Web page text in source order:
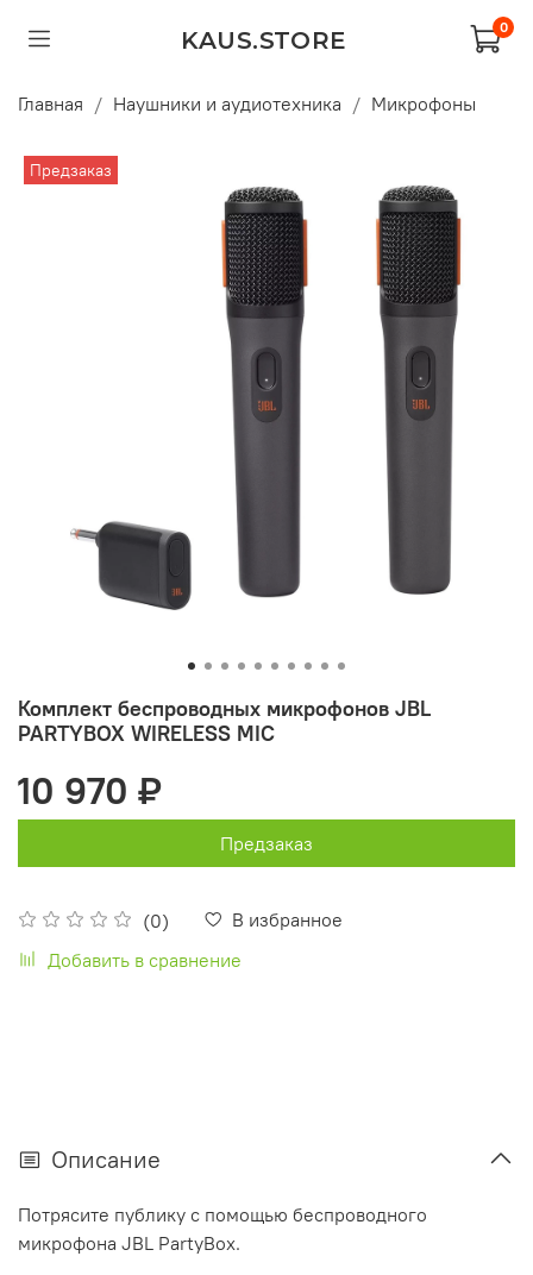
KAUS.STORE 0
Главная Наушники и аудиотехника Микрофоны
Предзаказ
Комплект беспроводных микрофонов JBL
PARTYBOX WIRELESS MIC
(0)
В избранное
Добавить в сравнение
10 970 ₽
Предзаказ
Описание
Потрясите публику с помощью беспроводного
микрофона JBL PartyBox.